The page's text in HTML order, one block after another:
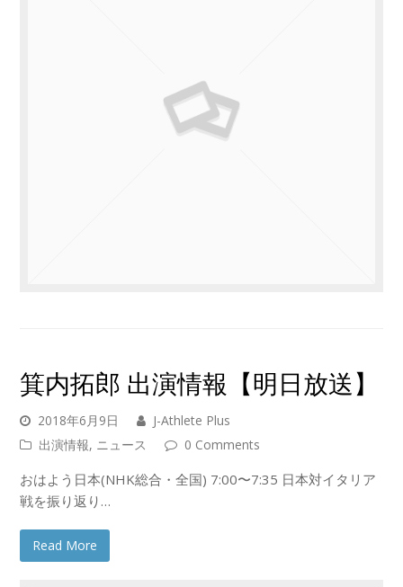
箕内拓郎 出演情報【明日放送】
2018年6月9日
J-Athlete Plus
出演情報, ニュース 0 Comments
おはよう日本(NHK総合・全国) 7:00〜7:35 日本対イタリア
戦を振り返り…
Read More